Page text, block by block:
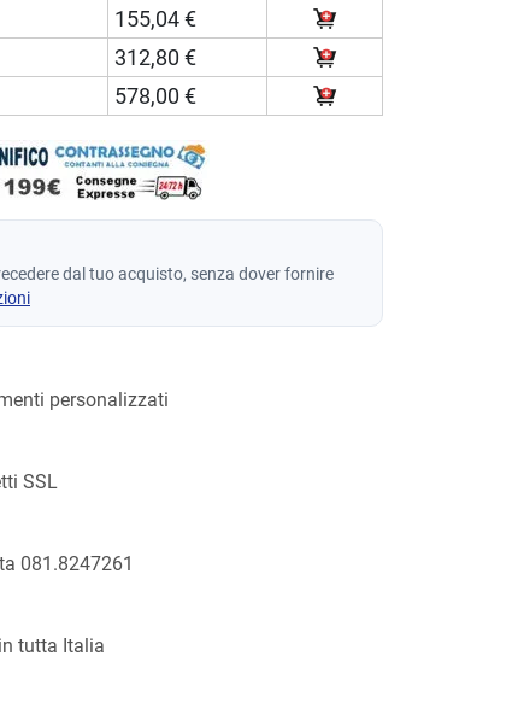
155,04 €
312,80 €
578,00 €
dal tuo acquisto, senza dover fornire
personalizzati
SSL
081.8247261
tutta Italia